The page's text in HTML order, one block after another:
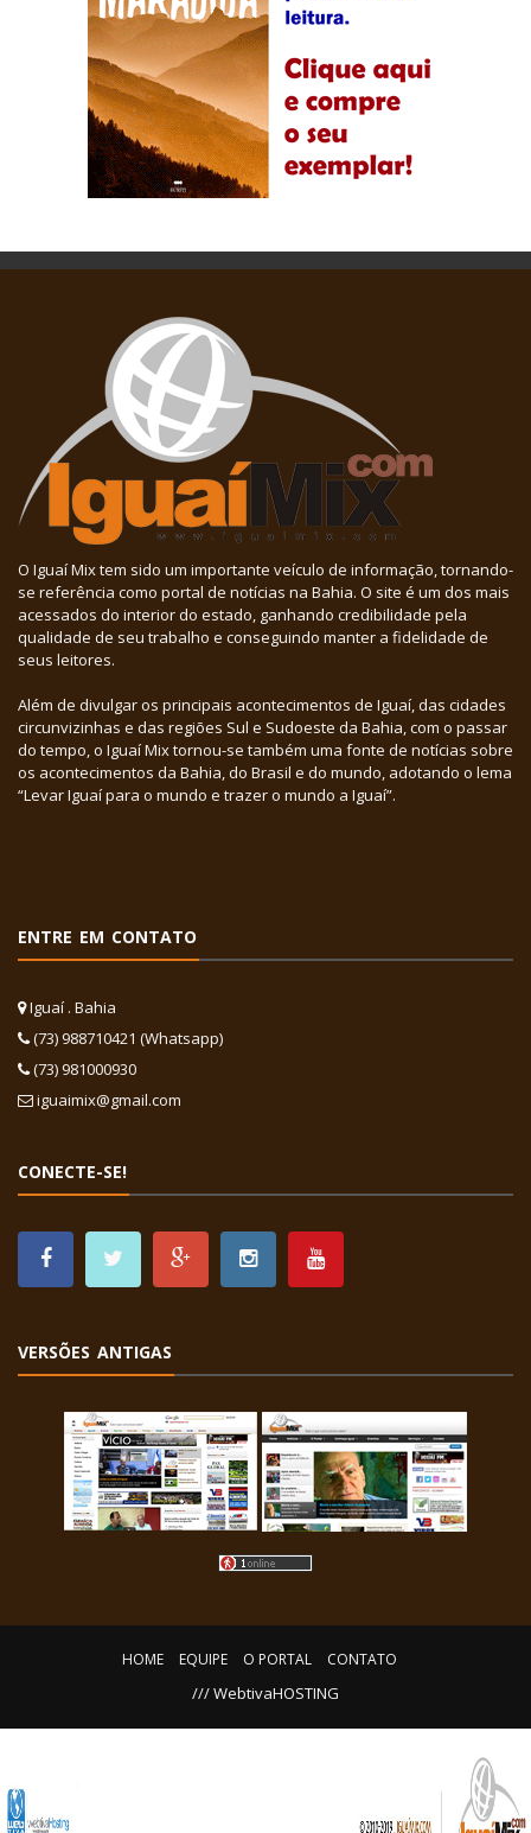
O Iguaí Mix tem sido um importante veículo de informação, tornando-
se referência como portal de notícias na Bahia. O site é um dos mais
acessados do interior do estado, ganhando credibilidade pela
qualidade de seu trabalho e conseguindo manter a fidelidade de
seus leitores.
Além de divulgar os principais acontecimentos de Iguaí, das cidades
circunvizinhas e das regiões Sul e Sudoeste da Bahia, com o passar
do tempo, o Iguaí Mix tornou-se também uma fonte de notícias sobre
os acontecimentos da Bahia, do Brasil e do mundo, adotando o lema
“Levar Iguaí para o mundo e trazer o mundo a Iguaí”.
ENTRE EM CONTATO
Iguaí . Bahia
(73) 988710421 (Whatsapp)
(73) 981000930
iguaimix@gmail.com
CONECTE-SE!
VERSÕES ANTIGAS
HOME EQUIPE O PORTAL CONTATO
/// WebtivaHOSTING